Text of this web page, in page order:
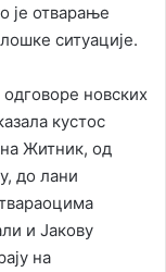
је отварање
ситуације.
новских
кустос
Житник, од
до лани
и Јакову
на